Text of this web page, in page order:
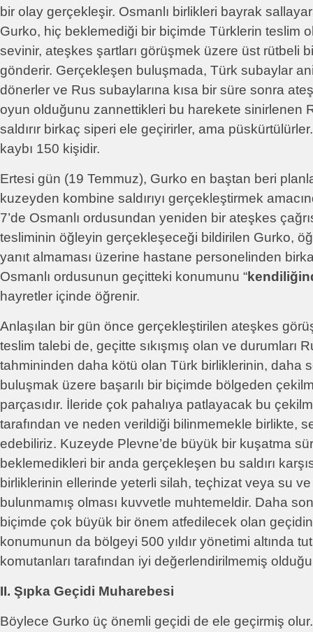
bir olay gerçekleşir. Osmanlı birlikleri bayrak
Gurko, hiç beklemediği bir biçimde Türklerin teslim
sevinir, ateşkes şartları görüşmek üzere üst rütbeli
gönderir. Gerçekleşen buluşmada, Türk subaylar
dönerler ve Rus subaylarına kısa bir süre sonra
oyun olduğunu zannettikleri bu harekete sinirlenen
saldırır birkaç siperi ele geçirirler, ama
kaybı 150 kişidir.
Ertesi gün (19 Temmuz), Gurko en baştan beri
kuzeyden kombine saldırıyı gerçekleştirmek
7’de Osmanlı ordusundan yeniden bir ateşkes
tesliminin öğleyin gerçekleşeceği bildirilen Gurko,
yanıt almaması üzerine hastane personelinden
Osmanlı ordusunun geçitteki konumunu “
hayretler içinde öğrenir.
Anlaşılan bir gün önce gerçekleştirilen ateşkes
teslim talebi de, geçitte sıkışmış olan ve durumları
tahmininden daha kötü olan Türk birliklerinin, daha
buluşmak üzere başarılı bir biçimde bölgeden
parçasıdır. İleride çok pahalıya patlayacak bu
tarafından ve neden verildiği bilinmemekle birlikte,
edebiliriz. Kuzeyde Plevne’de büyük bir kuşatma
beklemedikleri bir anda gerçekleşen bu saldırı
birliklerinin ellerinde yeterli silah, teçhizat veya su
bulunmamış olması kuvvetle muhtemeldir. Daha
biçimde çok büyük bir önem atfedilecek olan
konumunun da bölgeyi 500 yıldır yönetimi altında
komutanları tarafından iyi değerlendirilmemiş
II. Şıpka Geçidi Muharebesi
Böylece Gurko üç önemli geçidi de ele geçirmiş olur.